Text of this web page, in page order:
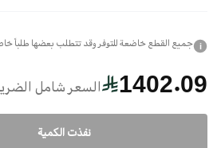
i جميع القطع خاضعة للتوفر وقد تتطلب بعضها طلباً
1402.09 السعر شامل
نفذت الكمية